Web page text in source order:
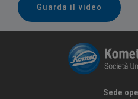
Guarda il video
Sede